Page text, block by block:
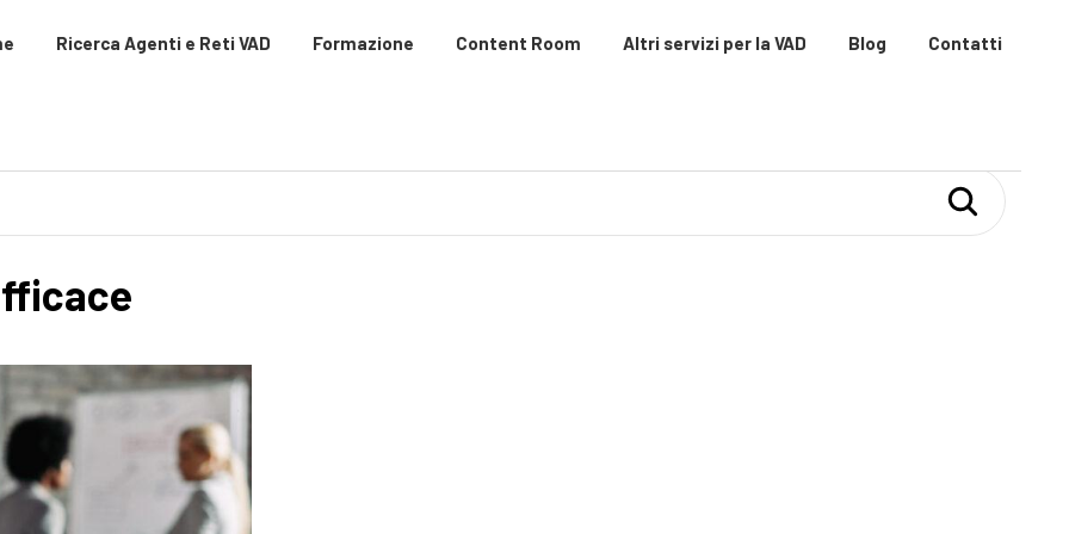
Ricerca Agenti e Reti VAD Formazione Content Room Altri servizi per la VAD Blog Contatti